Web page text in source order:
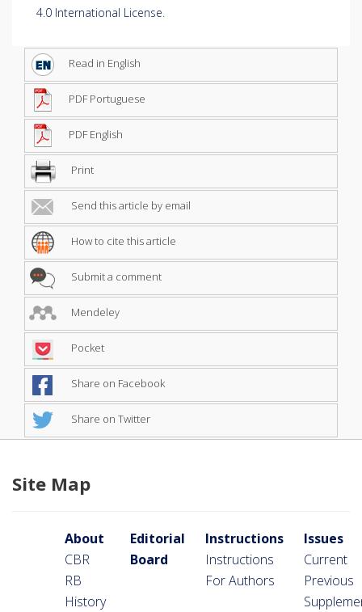
4.0 International License
Read in English
PDF Portuguese
PDF English
Print
Send this article by email
How to cite this article
Submit a comment
Mendeley
Pocket
Share on Facebook
Share on Twitter
Site Map
About
CBR
RB
History
Editorial
Board
Instructions
Instructions
For Authors
Issues
Current
Previous